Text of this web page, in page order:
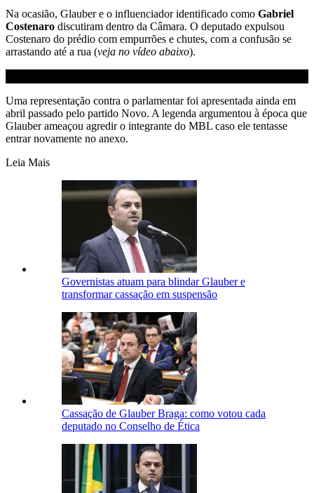
Na ocasião, Glauber e o influenciador identificado como Gabriel
Costenaro discutiram dentro da Câmara. O deputado expulsou
Costenaro do prédio com empurrões e chutes, com a confusão se
arrastando até a rua (veja no vídeo abaixo).
Uma representação contra o parlamentar foi apresentada ainda em
abril passado pelo partido Novo. A legenda argumentou à época que
Glauber ameaçou agredir o integrante do MBL caso ele tentasse
entrar novamente no anexo.
Leia Mais
Governistas atuam para blindar Glauber e
transformar cassação em suspensão
Cassação de Glauber Braga: como votou cada
deputado no Conselho de Ética